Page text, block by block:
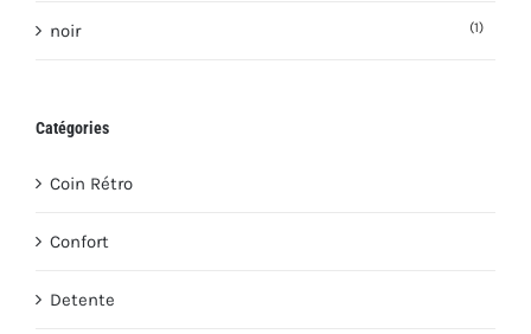
noir (1)
Catégories
Coin Rétro
Confort
Detente